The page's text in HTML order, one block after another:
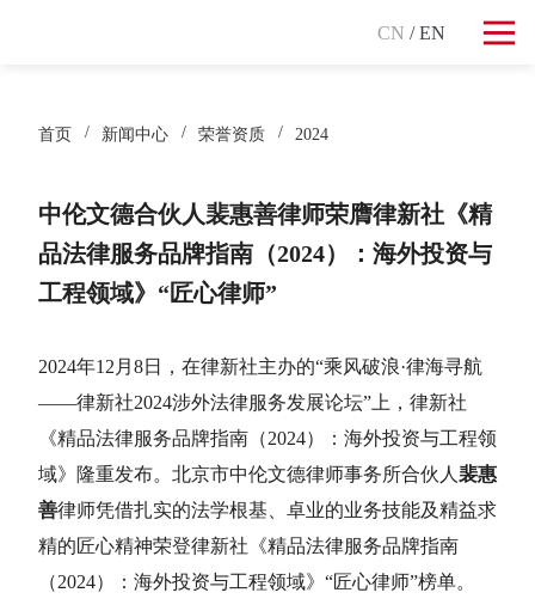
CN / EN
首页 新闻中心 荣誉资质 2024
中伦文德合伙人裴惠善律师荣膺律新社《精
品法律服务品牌指南（2024）：海外投资与
工程领域》“匠心律师”
2024年12月8日，在律新社主办的“乘风破浪·律海寻航
——律新社2024涉外法律服务发展论坛”上，律新社
《精品法律服务品牌指南（2024）：海外投资与工程领
域》隆重发布。北京市中伦文德律师事务所合伙人 裴惠
善律师凭借扎实的法学根基、卓业的业务技能及精益求
精的匠心精神荣登律新社《精品法律服务品牌指南
（2024）：海外投资与工程领域》“匠心律师”榜单。